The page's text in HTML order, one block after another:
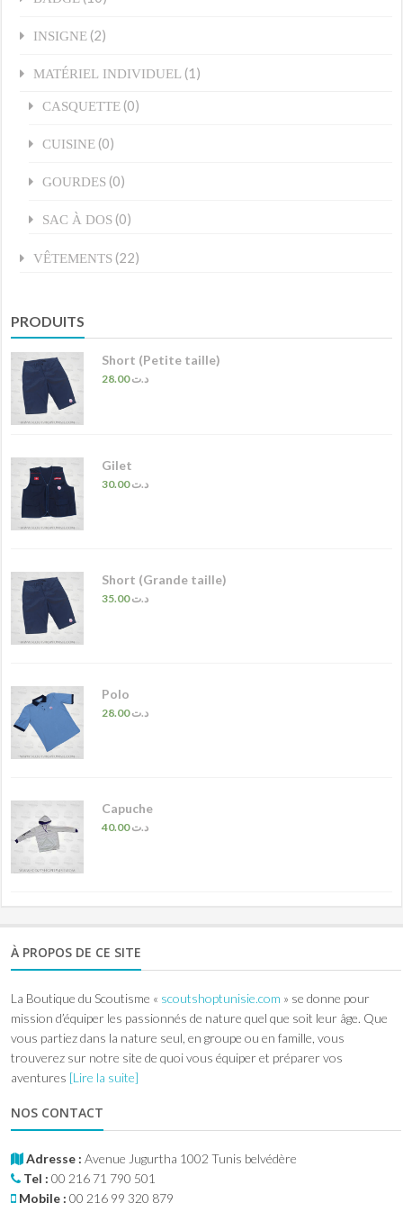
INSIGNE (2)
MATÉRIEL INDIVIDUEL (1)
CASQUETTE (0)
CUISINE (0)
GOURDES (0)
SAC À DOS (0)
VÊTEMENTS (22)
PRODUITS
Short (Petite taille)
28.00د.ت
Gilet
30.00د.ت
Short (Grande taille)
35.00د.ت
Polo
28.00د.ت
Capuche
40.00د.ت
À PROPOS DE CE SITE
La Boutique du Scoutisme « scoutshoptunisie.com » se donne pour
mission d’équiper les passionnés de nature quel que soit leur âge. Que
vous partiez dans la nature seul, en groupe ou en famille, vous
trouverez sur notre site de quoi vous équiper et préparer vos
aventures [Lire la suite]
NOS CONTACT
Adresse : Avenue Jugurtha 1002 Tunis belvédère
Tel : 00 216 71 790 501
Mobile : 00 216 99 320 879